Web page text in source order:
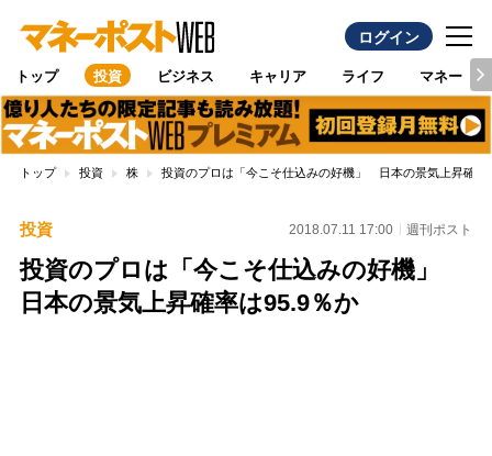
ログイン
トップ 投資 ビジネス キャリア ライフ マネー
トップ 投資 株 投資のプロは「今こそ仕込みの好機」 日本の景気上昇確率
投資 2018.07.11 17:00 週刊ポスト
投資のプロは「今こそ仕込みの好機」
日本の景気上昇確率は95.9％か